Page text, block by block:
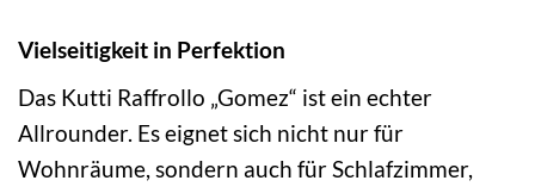
Vielseitigkeit in Perfektion
Das Kutti Raffrollo „Gomez“ ist ein echter
Allrounder. Es eignet sich nicht nur für
Wohnräume, sondern auch für Schlafzimmer,